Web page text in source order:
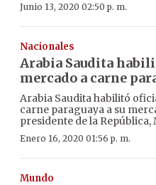
Junio 13, 2020 02:50 p. m.
Nacionales
Arabia Saudita
mercado a carne
Arabia Saudita habilitó
carne paraguaya a su
presidente de la
Enero 16, 2020 01:56 p. m.
Mundo